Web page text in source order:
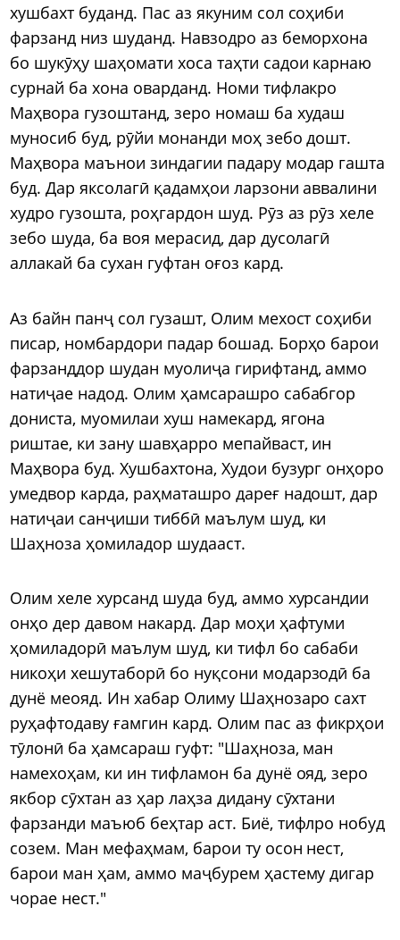
хушбахт буданд. Пас аз якуним сол соҳиби
фарзанд низ шуданд. Навзодро аз беморхона
бо шукӯҳу шаҳомати хоса таҳти садои карнаю
сурнай ба хона оварданд. Номи тифлакро
Маҳвора гузоштанд, зеро номаш ба худаш
муносиб буд, рӯйи монанди моҳ зебо дошт.
Маҳвора маънои зиндагии падару модар гашта
буд. Дар яксолагӣ қадамҳои ларзони аввалини
худро гузошта, роҳгардон шуд. Рӯз аз рӯз хеле
зебо шуда, ба воя мерасид, дар дусолагӣ
аллакай ба сухан гуфтан оғоз кард.
Аз байн панҷ сол гузашт, Олим мехост соҳиби
писар, номбардори падар бошад. Борҳо барои
фарзанддор шудан муолиҷа гирифтанд, аммо
натиҷае надод. Олим ҳамсарашро сабабгор
дониста, муомилаи хуш намекард, ягона
риштае, ки зану шавҳарро мепайваст, ин
Маҳвора буд. Хушбахтона, Худои бузург онҳоро
умедвор карда, раҳматашро дареғ надошт, дар
натиҷаи санҷиши тиббӣ маълум шуд, ки
Шаҳноза ҳомиладор шудааст.
Олим хеле хурсанд шуда буд, аммо хурсандии
онҳо дер давом накард. Дар моҳи ҳафтуми
ҳомиладорӣ маълум шуд, ки тифл бо сабаби
никоҳи хешутаборӣ бо нуқсони модарзодӣ ба
дунё меояд. Ин хабар Олиму Шаҳнозаро сахт
руҳафтодаву ғамгин кард. Олим пас аз фикрҳои
тӯлонӣ ба ҳамсараш гуфт: "Шаҳноза, ман
намехоҳам, ки ин тифламон ба дунё ояд, зеро
якбор сӯхтан аз ҳар лаҳза дидану сӯхтани
фарзанди маъюб беҳтар аст. Биё, тифлро нобуд
созем. Ман мефаҳмам, барои ту осон нест,
барои ман ҳам, аммо маҷбурем ҳастему дигар
чорае нест."